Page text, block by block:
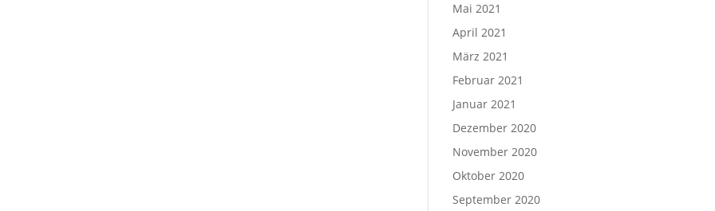
Mai 2021
April 2021
März 2021
Februar 2021
Januar 2021
Dezember 2020
November 2020
Oktober 2020
September 2020